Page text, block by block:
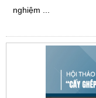
nghiệm ...